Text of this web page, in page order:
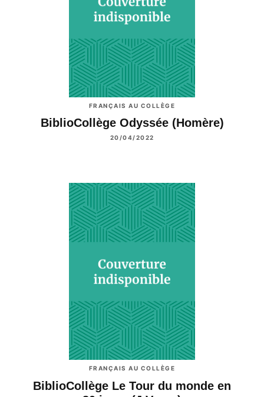
FRANÇAIS AU COLLÈGE
BiblioCollège Odyssée (Homère)
20/04/2022
FRANÇAIS AU COLLÈGE
BiblioCollège Le Tour du monde en